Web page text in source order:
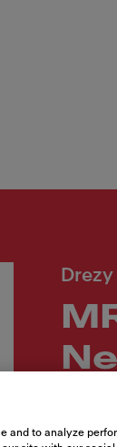
Drezy
and to analyze